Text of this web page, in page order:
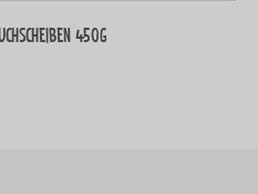
450g